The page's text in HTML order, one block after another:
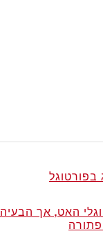
בפורטוגל
האט, אך הבעיה